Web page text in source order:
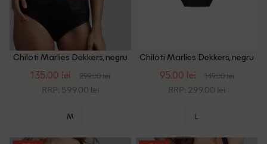
Chiloti Marlies Dekkers, negru
135.00 lei 299.00 lei
RRP: 599.00 lei
M
Chiloti Marlies Dekkers, negru
95.00 lei 149.00 lei
RRP: 299.00 lei
L